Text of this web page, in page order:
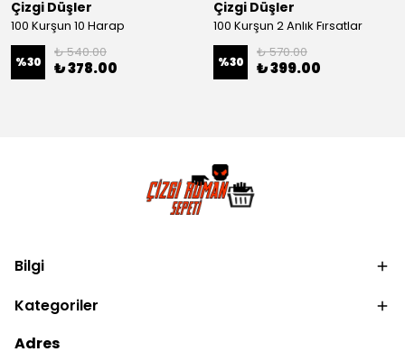
Çizgi Düşler
100 Kurşun 10 Harap
%30
₺ 540.00
₺ 378.00
Çizgi Düşler
100 Kurşun 2 Anlık Fırsatlar
%30
₺ 570.00
₺ 399.00
Bilgi
Kategoriler
Adres